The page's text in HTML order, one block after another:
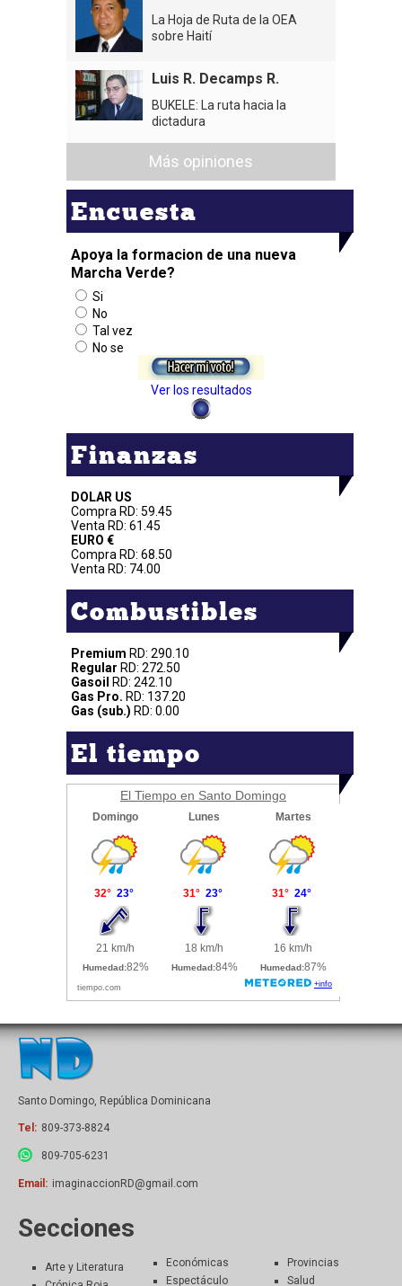
La Hoja de Ruta de la OEA
sobre Haití
Luis R. Decamps R.
BUKELE: La ruta hacia la
dictadura
Más opiniones
Encuesta
Apoya la formacion de una nueva
Marcha Verde?
Si
No
Tal vez
No se
Ver los resultados
Finanzas
DOLAR US
Compra RD: 59.45
Venta RD: 61.45
EURO €
Compra RD: 68.50
Venta RD: 74.00
Combustibles
Premium RD: 290.10
Regular RD: 272.50
Gasoil RD: 242.10
Gas Pro. RD: 137.20
Gas (sub.) RD: 0.00
El tiempo
El Tiempo en Santo Domingo
Santo Domingo, República Dominicana
Tel: 809-373-8824
809-705-6231
Email: imaginaccionRD@gmail.com
Secciones
Arte y Literatura
Económicas
Espectáculo
Provincias
Salud